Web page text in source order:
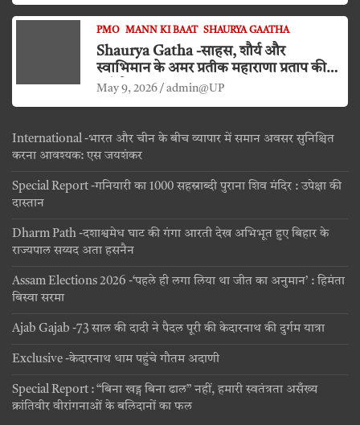
PMO MANN KI BAAT SHAURYA GAATHA
Shaurya Gatha -साहस, शौर्य और
स्वाभिमान के अमर प्रतीक महाराणा प्रताप की
जयंती
May 9, 2026 admin@UP
International -भारत और चीन के बीच व्यापार में समान अवसर सुनिश्चित
करना आवश्यक: एस जयशंकर
Special Report -गनियारी का 1000 सहस्राब्दी पुराना शिव मंदिर : उपेक्षा की
दास्तान
Dharm Path -दशाश्वमेध घाट की गंगा आरती देख अभिभूत हुए बिहार के
राज्यपाल सय्यद अता हसनैन
Assam Elections 2026 -‘पहले ही लगा लिया था जीत का अनुमान’ : हिमंता
बिस्वा सरमा
Ajab Gajab -73 साल की दादी ने पैदल पूरी की केदारनाथ की दुर्गम यात्रा
Exclusive -केदारनाथ धाम पहुंचे गौतम अदाणी
Special Report : “बिना खड्ग बिना ढाल” नहीं, हमारी स्वतंत्रता असँख्य
क्रांतिवीर वीरांगनाओं के बलिदानों का फल